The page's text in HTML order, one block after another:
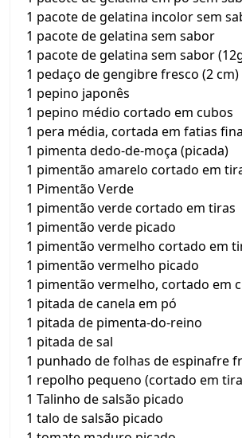
1 pacote de gelatina incolor sem
1 pacote de gelatina sem sabor
1 pacote de gelatina sem sabor
1 pedaço de gengibre fresco (2
1 pepino japonês
1 pepino médio cortado em cubos
1 pera média, cortada em fatias
1 pimenta dedo-de-moça (picada)
1 pimentão amarelo cortado em
1 Pimentão Verde
1 pimentão verde cortado em tiras
1 pimentão verde picado
1 pimentão vermelho cortado em
1 pimentão vermelho picado
1 pimentão vermelho, cortado em
1 pitada de canela em pó
1 pitada de pimenta-do-reino
1 pitada de sal
1 punhado de folhas de espinafre
1 repolho pequeno (cortado em
1 Talinho de salsão picado
1 talo de salsão picado